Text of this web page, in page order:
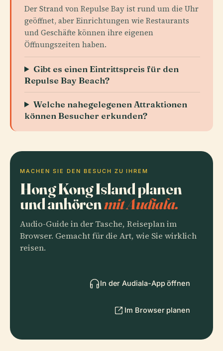
Der Strand von Repulse Bay ist rund um die Uhr
geöffnet, aber Einrichtungen wie Restaurants
und Geschäfte können ihre eigenen
Öffnungszeiten haben.
Gibt es einen Eintrittspreis für den
Repulse Bay Beach?
Welche nahegelegenen Attraktionen
können Besucher erkunden?
MACHEN SIE DEN BESUCH ZU IHREM
Hong Kong Island planen
und anhörenmit Audiala.
Audio-Guide in der Tasche, Reiseplan im
Browser. Gemacht für die Art, wie Sie wirklich
reisen.
In der Audiala-App öffnen
Im Browser planen